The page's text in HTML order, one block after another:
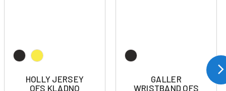
HOLLY JERSEY
OFS KLADNO
GALLER
WRISTBAND OFS